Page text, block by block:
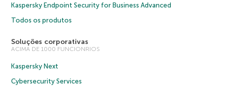
Kaspersky Endpoint Security for Business Advanced
Todos os produtos
Soluções corporativas
ACIMA DE 1000 FUNCIONRIOS
Kaspersky Next
Cybersecurity Services